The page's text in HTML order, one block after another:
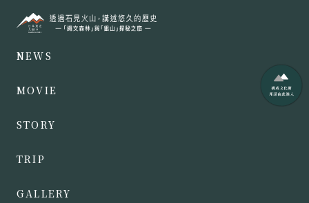
NEWS
MOVIE
STORY
TRIP
GALLERY